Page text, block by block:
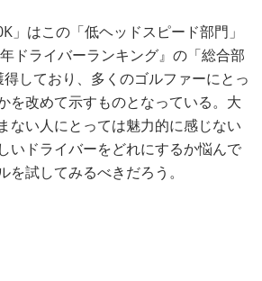
」はこの「低ヘッドスピード部門」
ドライバーランキング』の「総合部
しており、多くのゴルファーにとっ
を改めて示すものとなっている。大
ない人にとっては魅力的に感じない
いドライバーをどれにするか悩んで
を試してみるべきだろう。